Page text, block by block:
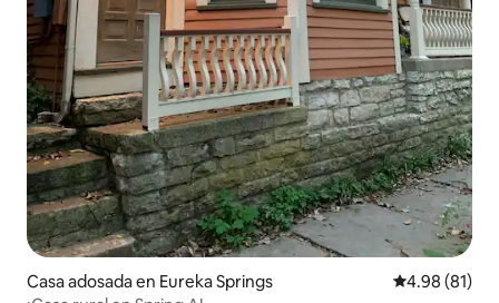
Casa adosada en Eureka Springs Calificación
4.98 (81)